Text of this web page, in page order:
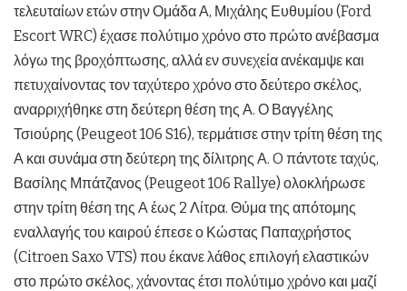
τελευταίων ετών στην Ομάδα Α, Μιχάλης Ευθυμίου (Ford
Escort WRC) έχασε πολύτιμο χρόνο στο πρώτο ανέβασμα
λόγω της βροχόπτωσης, αλλά εν συνεχεία ανέκαμψε και
πετυχαίνοντας τον ταχύτερο χρόνο στο δεύτερο σκέλος,
αναρριχήθηκε στη δεύτερη θέση της Α. Ο Βαγγέλης
Τσιούρης (Peugeot 106 S16), τερμάτισε στην τρίτη θέση της
Α και συνάμα στη δεύτερη της δίλιτρης Α. O πάντοτε ταχύς,
Βασίλης Μπάτζανος (Peugeot 106 Rallye) ολοκλήρωσε
στην τρίτη θέση της Α έως 2 Λίτρα. Θύμα της απότομης
εναλλαγής του καιρού έπεσε ο Κώστας Παπαχρήστος
(Citroen Saxo VTS) που έκανε λάθος επιλογή ελαστικών
στο πρώτο σκέλος, χάνοντας έτσι πολύτιμο χρόνο και μαζί